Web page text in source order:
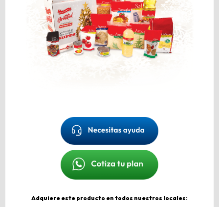
Adquiere este producto en todos nuestros locales: